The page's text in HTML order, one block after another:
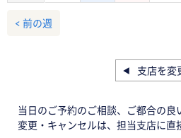
< 前の週
支店を変
当日のご予約のご相談、ご都合の良
変更・キャンセルは、担当支店に直